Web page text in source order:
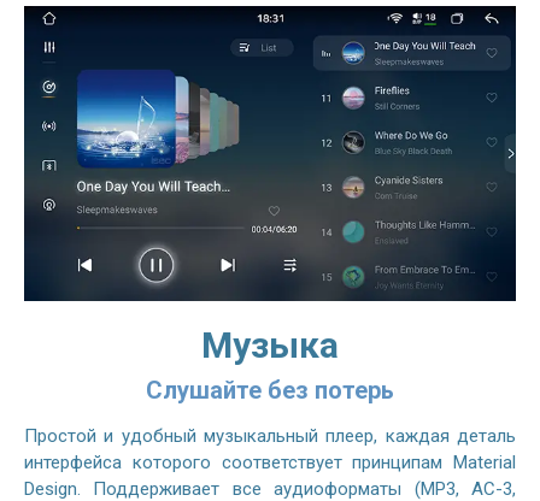
Музыка
Слушайте без потерь
Простой и удобный музыкальный плеер, каждая деталь
интерфейса которого соответствует принципам Material
Design. Поддерживает все аудиоформаты (MP3, AC-3,